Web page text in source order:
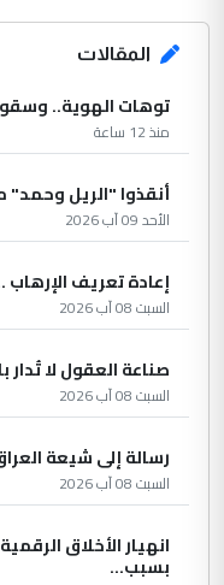
المقالات
توهات الهوية..
منذ 12 ساعة
أنقذوا "الريل وحمد"
الأحد 09 آب 2026
إعادة تعريف الإرهاب
السبت 08 آب 2026
صناعة العقول لا تُدار
السبت 08 آب 2026
رسالة إلى شيعة
السبت 08 آب 2026
انهيار الأخلاق
بسبب...